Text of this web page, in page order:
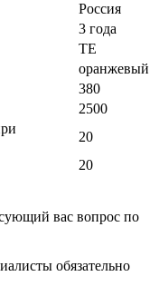
Россия
3 года
ТЕ
оранжевый
380
2500
20
20
вас вопрос по
обязательно